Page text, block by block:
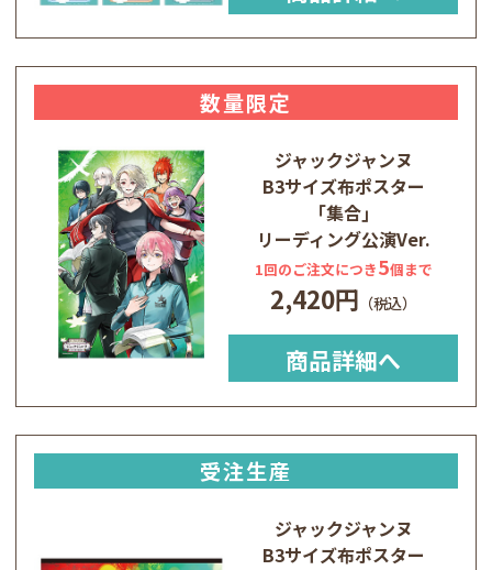
数量限定
ジャックジャンヌ
B3サイズ布ポスター
｢集合｣
リーディング公演Ver.
1回のご注文につき5個まで
2,420円
商品詳細へ
受注生産
ジャックジャンヌ
B3サイズ布ポスター